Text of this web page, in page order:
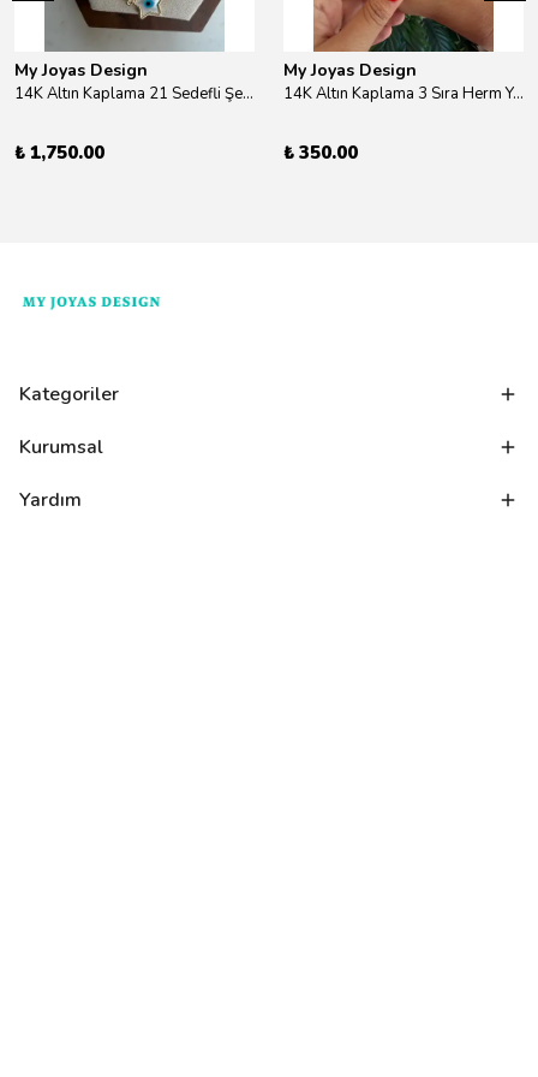
My Joyas Design
14K Altın Kaplama 21 Sedefli Şekiller Kolye 46cm
₺ 1,750.00
My Joyas Design
14K Altın Kaplama 3 Sıra Herm Yüzük Gold
₺ 350.00
Kategoriler
Kurumsal
Yardım